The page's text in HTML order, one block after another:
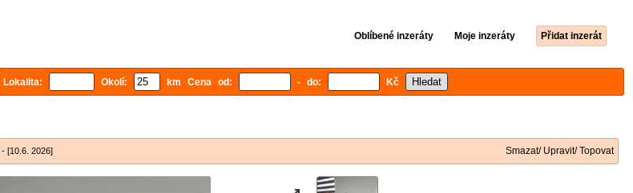
Oblíbené inzeráty Moje inzeráty Přidat inzerát
Lokalita: Okolí: km Cena od: - do: Kč
- [10.6. 2026] Smazat/ Upravit/ Topovat